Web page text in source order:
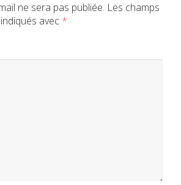
ne sera pas publiée. Les champs
avec *